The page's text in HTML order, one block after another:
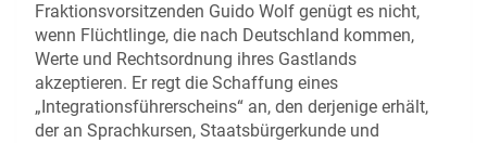
Fraktionsvorsitzenden Guido Wolf genügt es nicht,
wenn Flüchtlinge, die nach Deutschland kommen,
Werte und Rechtsordnung ihres Gastlands
akzeptieren. Er regt die Schaffung eines
„Integrationsführerscheins“ an, den derjenige erhält,
der an Sprachkursen, Staatsbürgerkunde und